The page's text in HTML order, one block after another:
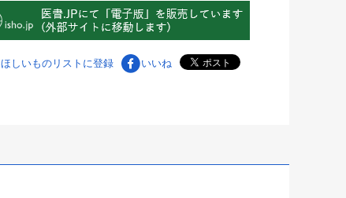
ほしいものリストに登録 いいね